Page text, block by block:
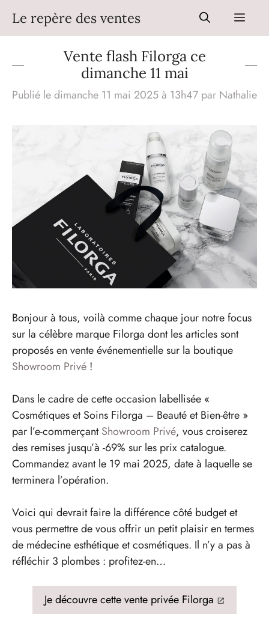
contenu
Le repère des ventes Menu
Vente flash Filorga ce
dimanche 11 mai
Publié le dimanche 11 mai 2025 à 13h47 par Nathalie
Bonjour à tous, voilà comme chaque jour notre focus
sur la célèbre marque Filorga dont les articles sont
proposés en vente événementielle sur la boutique
Showroom Privé !
Dans le cadre de cette occasion labellisée «
Cosmétiques et Soins Filorga – Beauté et Bien-être »
par l’e-commerçantShowroom Privé, vous croiserez
des remises jusqu’à -69% sur les prix catalogue.
Commandez avant le 19 mai 2025, date à laquelle se
terminera l’opération.
Voici qui devrait faire la différence côté budget et
vous permettre de vous offrir un petit plaisir en termes
de médecine esthétique et cosmétiques. Il n’y a pas à
réfléchir 3 plombes : profitez-en…
Je découvre cette vente privée Filorga